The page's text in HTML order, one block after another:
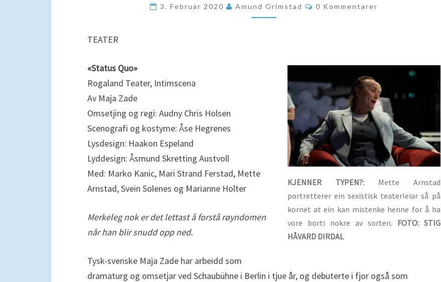
3. Februar 2020 Amund Grimstad Kommentarer
0 Kommentarer
TEATER
KJENNER TYPEN?: Mette Arnstad
portretterer ein sexistisk teaterleiar så på
kornet at ein kan mistenke henne for å ha
vore borti nokre av sorten. FOTO: STIG
HÅVARD DIRDAL
«Status Quo»
Rogaland Teater, Intimscena
Av Maja Zade
Omsetjing og regi: Audny Chris Holsen
Scenografi og kostyme: Åse Hegrenes
Lysdesign: Haakon Espeland
Lyddesign: Åsmund Skretting Austvoll
Med: Marko Kanic, Mari Strand Ferstad, Mette
Arnstad, Svein Solenes og Marianne Holter
Merkeleg nok er det lettast å forstå røyndomen
når han blir snudd opp ned.
Tysk-svenske Maja Zade har arbeidd som
dramaturg og omsetjar ved Schaubühne i Berlin i tjue år, og debuterte i fjor også som